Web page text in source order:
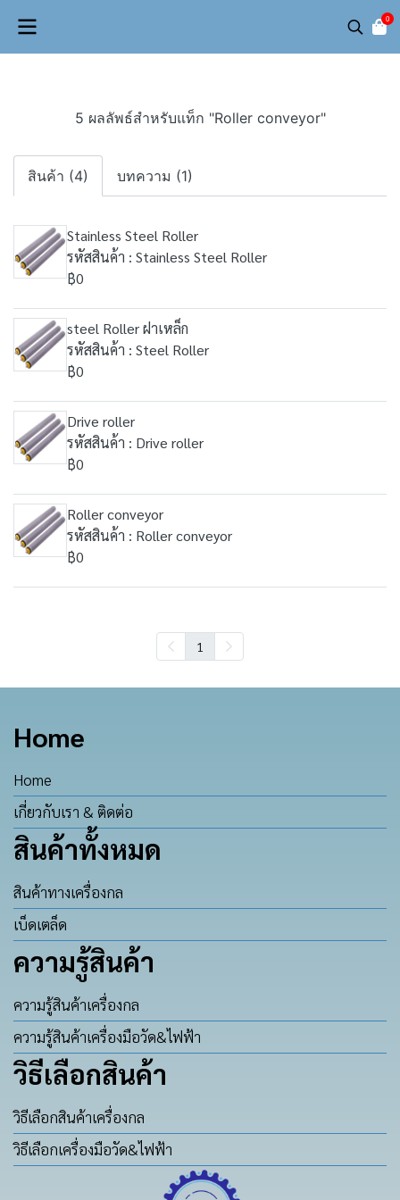
0
5 ผลลัพธ์สำหรับแท็ก "Roller conveyor"
สินค้า (4) บทความ (1)
Stainless Steel Roller
รหัสสินค้า : Stainless Steel Roller
฿0
steel Roller ฝาเหล็ก
รหัสสินค้า : Steel Roller
฿0
Drive roller
รหัสสินค้า : Drive roller
฿0
Roller conveyor
รหัสสินค้า : Roller conveyor
฿0
1
Home
Home
เกี่ยวกับเรา & ติดต่อ
สินค้าทั้งหมด
สินค้าทางเครื่องกล
เบ็ดเตล็ด
ความรู้สินค้า
ความรู้สินค้าเครื่องกล
ความรู้สินค้าเครื่องมือวัด&ไฟฟ้า
วิธีเลือกสินค้า
วิธีเลือกสินค้าเครื่องกล
วิธีเลือกเครื่องมือวัด&ไฟฟ้า